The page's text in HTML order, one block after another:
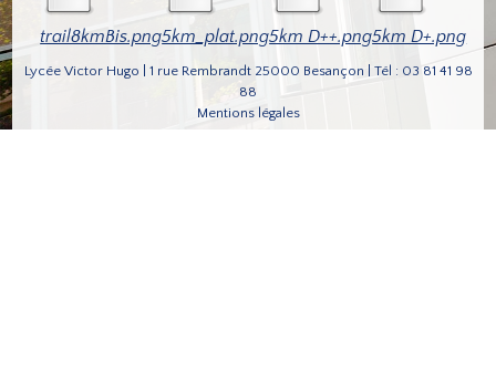
trail8kmBis.png5km_plat.png5km D++.png5km D+.png
Lycée Victor Hugo | 1 rue Rembrandt 25000 Besançon | Tél : 03 81 41 98
88
Mentions légales